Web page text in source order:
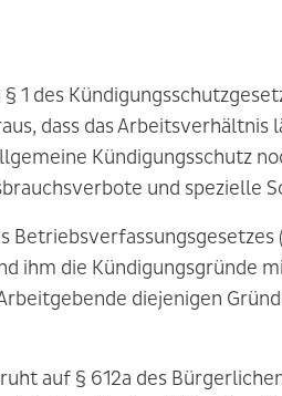
§ 1 des
dass das Arbeitsverhältnis
Kündigungsschutz
und spezielle
ihm die Kündigungsgründe
diejenigen
auf § 612a des